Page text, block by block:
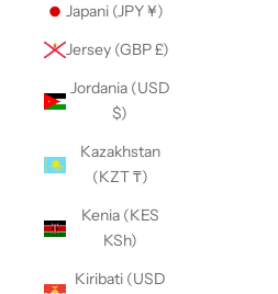
Japani (JPY ¥)
Jersey (GBP £)
Jordania (USD
$)
Kazakhstan
(KZT ₸)
Kenia (KES
KSh)
Kiribati (USD